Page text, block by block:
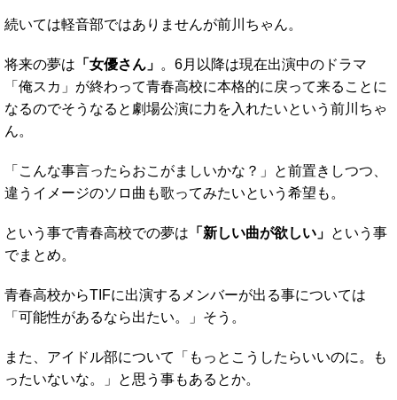
続いては軽音部ではありませんが前川ちゃん。
将来の夢は 「女優さん」 。6月以降は現在出演中のドラマ
「俺スカ」が終わって青春高校に本格的に戻って来ることに
なるのでそうなると劇場公演に力を入れたいという前川ちゃ
ん。
「こんな事言ったらおこがましいかな？」と前置きしつつ、
違うイメージのソロ曲も歌ってみたいという希望も。
という事で青春高校での夢は 「新しい曲が欲しい」 という事
でまとめ。
青春高校からTIFに出演するメンバーが出る事については
「可能性があるなら出たい。」そう。
また、アイドル部について「もっとこうしたらいいのに。も
ったいないな。」と思う事もあるとか。